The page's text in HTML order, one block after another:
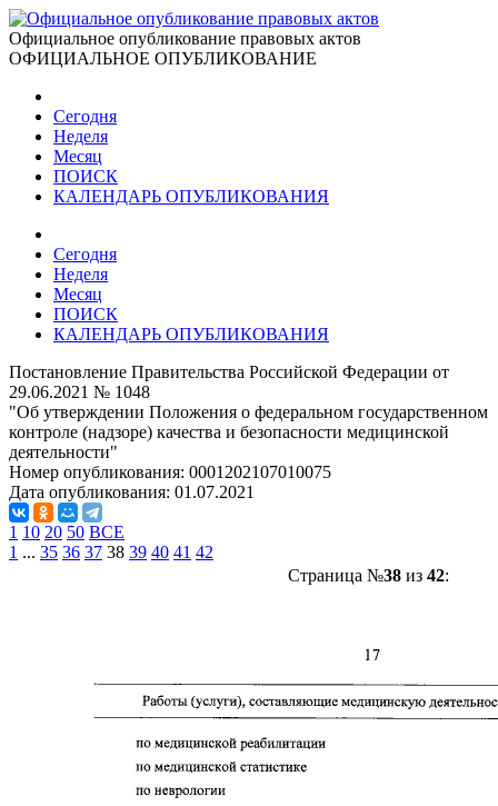
Официальное опубликование правовых актов
ОФИЦИАЛЬНОЕ ОПУБЛИКОВАНИЕ
Сегодня
Неделя
Месяц
ПОИСК
КАЛЕНДАРЬ ОПУБЛИКОВАНИЯ
Сегодня
Неделя
Месяц
ПОИСК
КАЛЕНДАРЬ ОПУБЛИКОВАНИЯ
Постановление Правительства Российской Федерации от
29.06.2021 № 1048
"Об утверждении Положения о федеральном государственном
контроле (надзоре) качества и безопасности медицинской
деятельности"
Номер опубликования: 0001202107010075
Дата опубликования: 01.07.2021
1 10 20 50 ВСЕ
1 ... 35 36 37 38 39 40 41 42
Страница №38из 42: